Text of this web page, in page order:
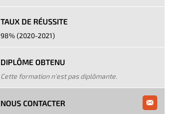
TAUX DE RÉUSSITE
98% (2020-2021)
DIPLÔME OBTENU
Cette formation n'est pas diplômante.
NOUS CONTACTER